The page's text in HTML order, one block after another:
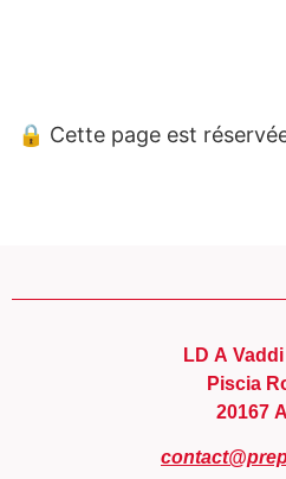
🔒 Cette page est
LD A
Piscia
20167